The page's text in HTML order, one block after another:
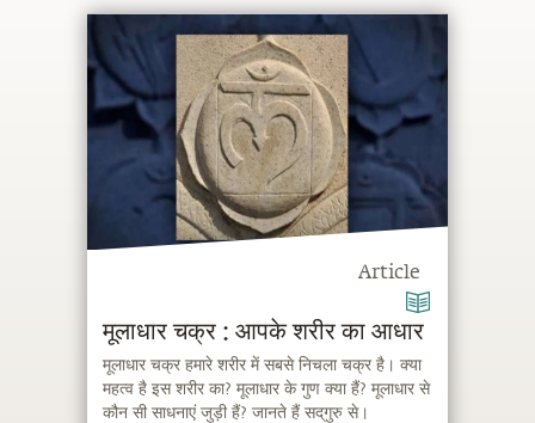
Article
मूलाधार चक्र : आपके शरीर का आधार
मूलाधार चक्र हमारे शरीर में सबसे निचला चक्र है। क्या
महत्व है इस शरीर का? मूलाधार के गुण क्या हैं? मूलाधार से
कौन सी साधनाएं जुड़ी हैं? जानते हैं सद्‌गुरु से।